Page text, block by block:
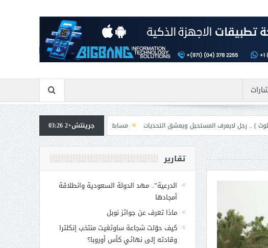
ويعشق التحديات مسابقة المشيقح تعلن فرسان النسخة الخامسة
بمشاركة
جرينتش+2 03:26
تقارير
الدرعية”.. مهد الدولة السعودية وانطلاقة
أمجادها
ماذا تعرف عن جوائز نوبل
كيف حوّلت شجاعة ساوثغيت منتخب إنكلترا
وقادته إلى نهائي كأس أوروبا؟